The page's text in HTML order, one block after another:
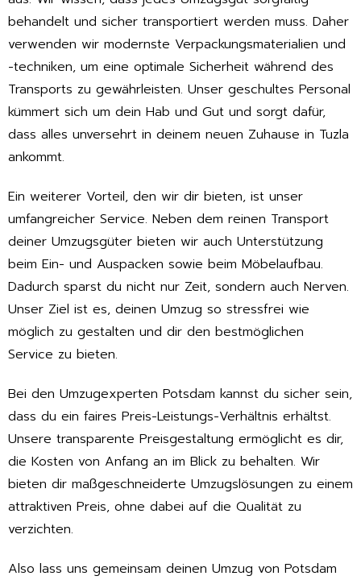
behandelt und sicher transportiert werden muss. Daher
verwenden wir modernste Verpackungsmaterialien und
-techniken, um eine optimale Sicherheit während des
Transports zu gewährleisten. Unser geschultes Personal
kümmert sich um dein Hab und Gut und sorgt dafür,
dass alles unversehrt in deinem neuen Zuhause in Tuzla
ankommt.
Ein weiterer Vorteil, den wir dir bieten, ist unser
umfangreicher Service. Neben dem reinen Transport
deiner Umzugsgüter bieten wir auch Unterstützung
beim Ein- und Auspacken sowie beim Möbelaufbau.
Dadurch sparst du nicht nur Zeit, sondern auch Nerven.
Unser Ziel ist es, deinen Umzug so stressfrei wie
möglich zu gestalten und dir den bestmöglichen
Service zu bieten.
Bei den Umzugexperten Potsdam kannst du sicher sein,
dass du ein faires Preis-Leistungs-Verhältnis erhältst.
Unsere transparente Preisgestaltung ermöglicht es dir,
die Kosten von Anfang an im Blick zu behalten. Wir
bieten dir maßgeschneiderte Umzugslösungen zu einem
attraktiven Preis, ohne dabei auf die Qualität zu
verzichten.
Also lass uns gemeinsam deinen Umzug von Potsdam